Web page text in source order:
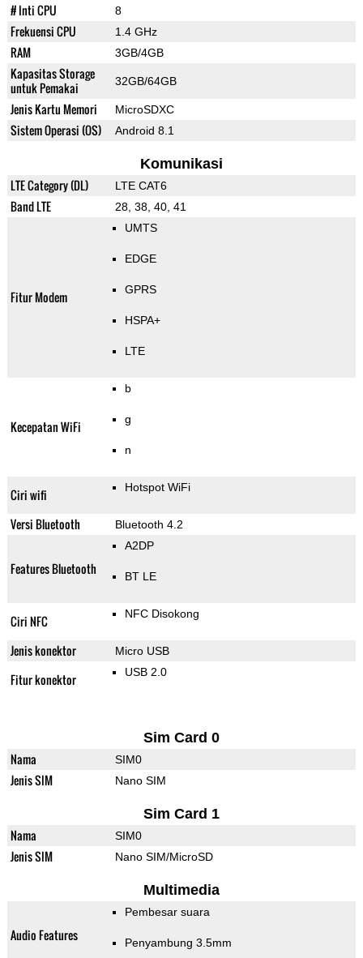
# Inti CPU 8
Frekuensi CPU 1.4 GHz
RAM 3GB/4GB
Kapasitas Storage
untuk Pemakai
32GB/64GB
Jenis Kartu Memori MicroSDXC
Sistem Operasi (OS) Android 8.1
Komunikasi
LTE Category (DL) LTE CAT6
Band LTE 28, 38, 40, 41
Fitur Modem
UMTS
EDGE
GPRS
HSPA+
LTE
Kecepatan WiFi
b
g
n
Ciri wifi Hotspot WiFi
Versi Bluetooth Bluetooth 4.2
Features Bluetooth
A2DP
BT LE
Ciri NFC NFC Disokong
Jenis konektor Micro USB
Fitur konektor USB 2.0
Sim Card 0
Nama SIM0
Jenis SIM Nano SIM
Sim Card 1
Nama SIM0
Jenis SIM Nano SIM/MicroSD
Multimedia
Audio Features
Pembesar suara
Penyambung 3.5mm